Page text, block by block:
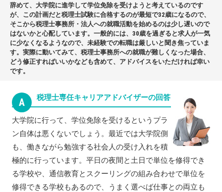
辞めて、大学院に進学して学位免除を受けようと考えているのです
が、この計画だと税理士試験に合格するのが最短で32歳になるので、
そこから税理士事務所・法人への就職活動を始めるのは少し遅いので
はないかと心配しています。一般的には、30歳を過ぎると求人が一気
に少なくなるようなので、未経験での転職は厳しいと聞き焦っていま
す。実際に動いてみて、税理士事務所への就職が難しくなった場合、
どう修正すればいいかなども含めて、アドバイスをいただければ幸い
です。
A 税理士専任キャリアアドバイザーの回答
大学院に行って、学位免除を受けるというプラ
ン自体は悪くないでしょう。最近では大学院側
も、働きながら勉強する社会人の受け入れを積
極的に行っています。平日の夜間と土日で単位を修得でき
る学校や、通信教育とスクーリングの組み合わせで単位を
修得できる学校もあるので、うまく選べば仕事との両立も